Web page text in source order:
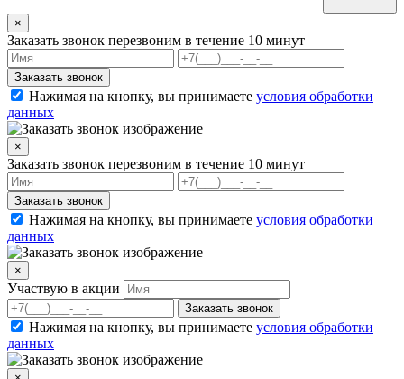
×
Заказать звонок перезвоним в течение 10 минут
Заказать звонок
Нажимая на кнопку, вы принимаете условия обработки
данных
×
Заказать звонок перезвоним в течение 10 минут
Заказать звонок
Нажимая на кнопку, вы принимаете условия обработки
данных
×
Участвую в акции
Заказать звонок
Нажимая на кнопку, вы принимаете условия обработки
данных